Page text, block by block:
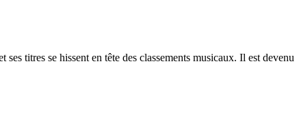
titres se hissent en tête des classements musicaux. Il est devenu